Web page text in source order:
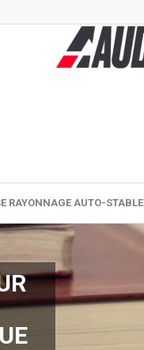
RAYONNAGE AUTO-STABLE